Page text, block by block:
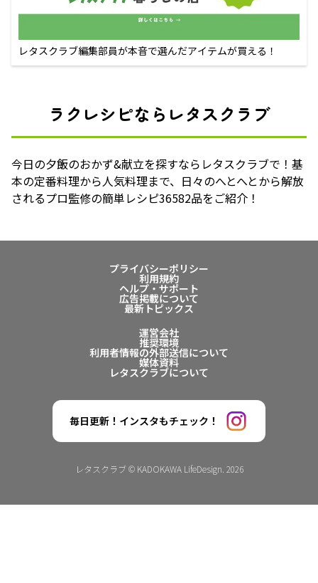
レタスクラブ編集部員が本音で選んだアイテムが買える！
ラクレシピならレタスクラブ
今日の夕飯のおかず&献立を探すならレタスクラブで！基
本の定番料理から人気料理まで、日々のへとへとから解放
されるプロ監修の簡単レシピ36582品をご紹介！
プライバシーポリシー
利用規約
ヘルプ・サポート
広告掲載について
最新トピックス
運営会社
推奨環境
利用者情報の外部送信について
媒体資料
レタスクラブについて
毎日更新！インスタもチェック！
レタスクラブ © KADOKAWA LifeDesign. 2026